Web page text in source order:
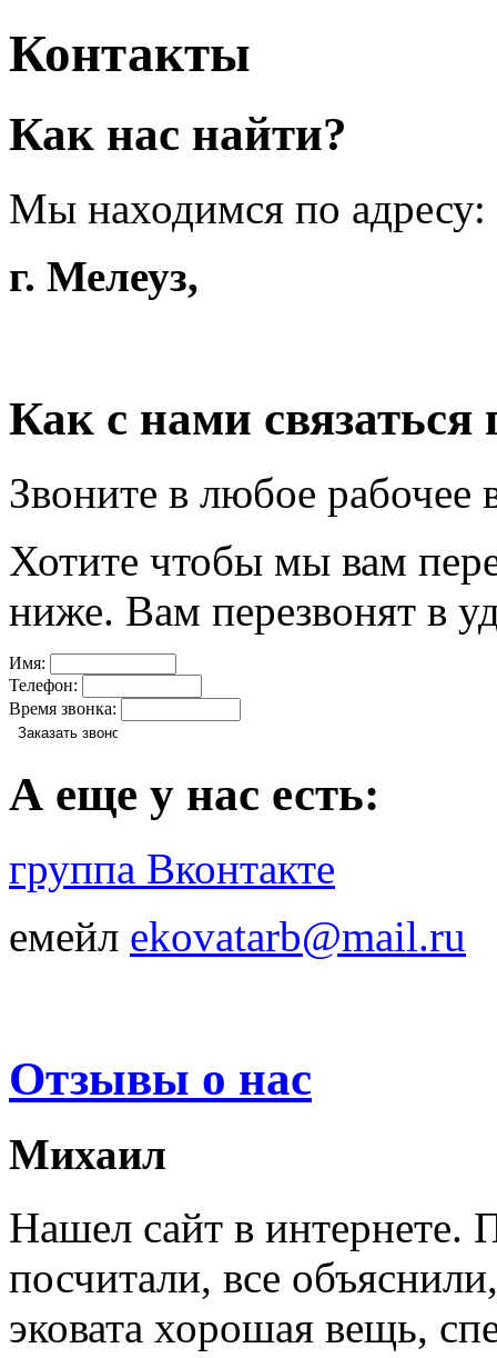
Контакты
Как нас найти?
Мы находимся по
г. Мелеуз,
Как с нами связаться
Звоните в любое рабочее
Хотите чтобы мы вам
ниже. Вам перезвонят в
Имя:
Телефон:
Время звонка:
А еще у нас есть:
группа Вконтакте
емейл ekovatarb@mail.ru
Отзывы о нас
Михаил
Нашел сайт в интернете.
посчитали, все
эковата хорошая вещь,